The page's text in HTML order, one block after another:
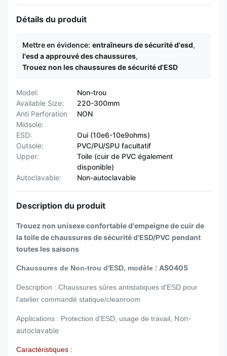
Détails du produit
Mettre en évidence: entraîneurs de sécurité d'esd,
l'esd a approuvé des chaussures,
Trouez non les chaussures de sécurité d'ESD
Model:
Non-trou
Available Size:
220-300mm
Anti Perforation
Midsole:
NON
ESD:
Oui (10e6-10e9ohms)
Outsole:
PVC/PU/SPU facultatif
Upper:
Toile (cuir de PVC également
disponible)
Autoclavable:
Non-autoclavable
Description du produit
Trouez non unisexe confortable d'empeigne de cuir de
la toile de chaussures de sécurité d'ESD/PVC pendant
toutes les saisons
Chaussures de Non-trou d'ESD, modèle : AS0405
Description : Chaussures sûres antistatiques d'ESD pour
l'atelier commandé statique/cleanroom
Applications : Protection d'ESD, usage de travail, Non-
autoclavable
Caractéristiques :